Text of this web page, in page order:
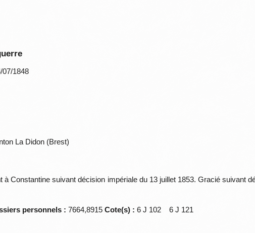
07/1848
La Didon (Brest)
Constantine suivant décision impériale du 13 juillet 1853. Gracié suivant
personnels :7664,8915Cote(s) : 6 J 102 6 J 121